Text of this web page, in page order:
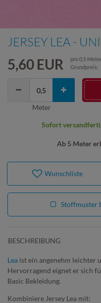
JERSEY LEA -
5,60 EUR pro0,5
Grundpreis:
Ab 5 Meter
Meter
Sofort
Wunschliste
Stoffmuster
BESCHREIBUNG
Lea ist ein angenehm leichter
Hervorragend eignet er sich
Basic Bekleidung.
Kombiniere Jersey Lea mit: